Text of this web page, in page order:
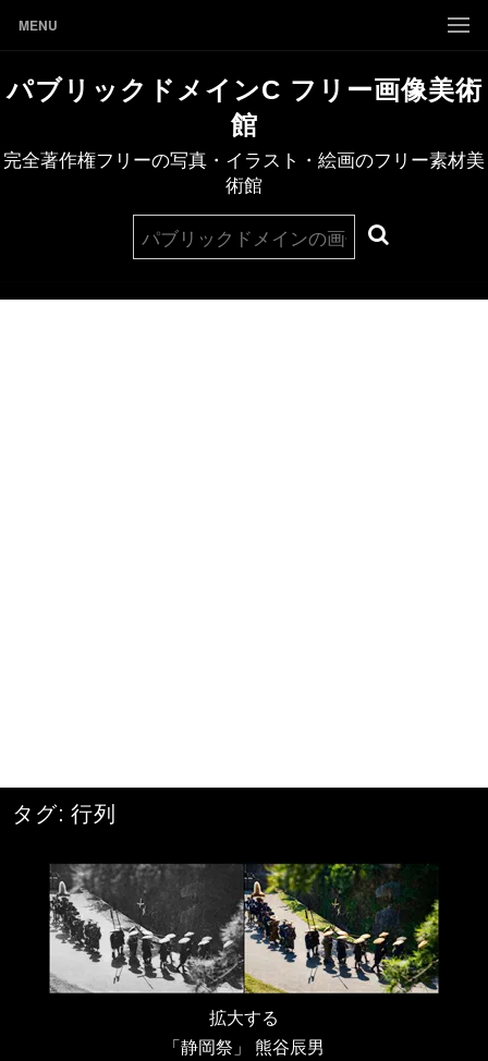
MENU
パブリックドメインC フリー画像美術
館
完全著作権フリーの写真・イラスト・絵画のフリー素材美
術館
タグ:行列
拡大する
「静岡祭」 熊谷辰男